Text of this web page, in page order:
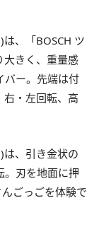
、「BOSCH ツ
大きく、重量感
バー。先端は付
右・左回転、高
は、引き金状の
。刃を地面に押
ごっごを体験で